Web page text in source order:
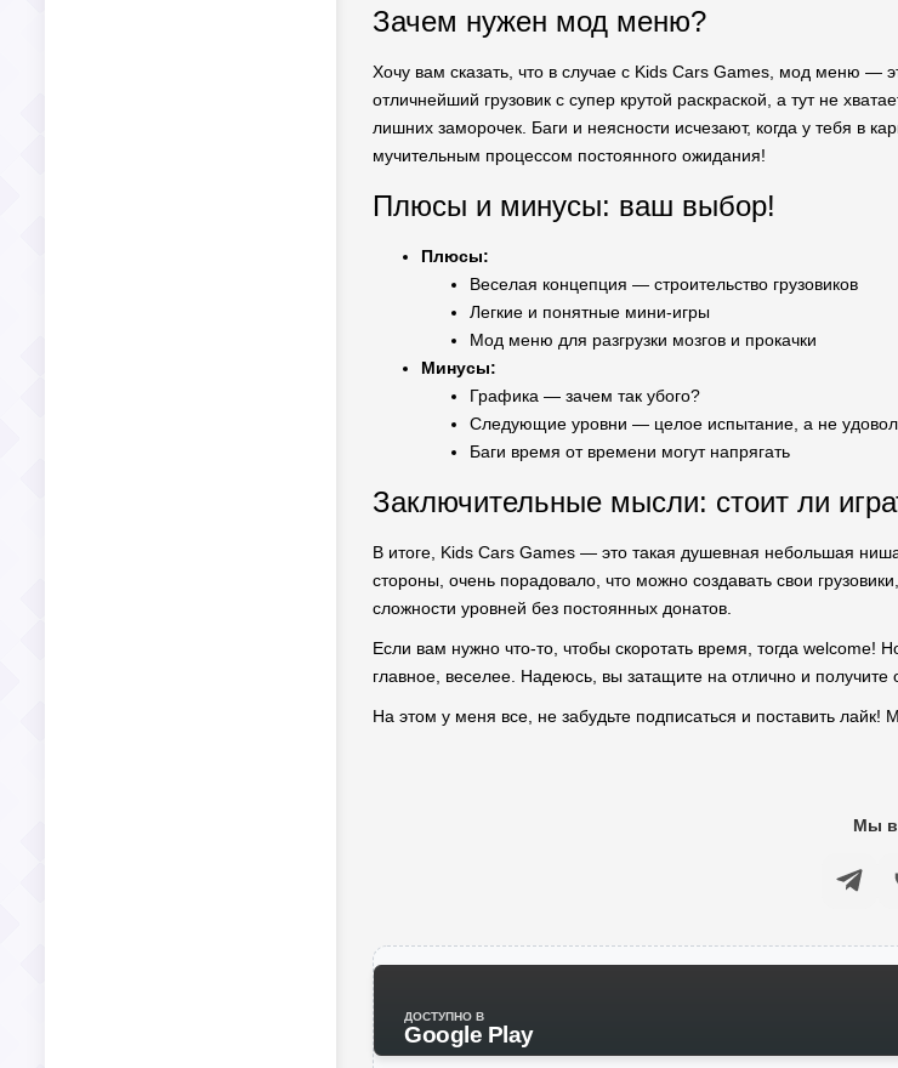
Зачем нужен мод меню?
Хочу вам сказать, что в случае с Kids Cars Games, мод меню —
отличнейший грузовик с супер крутой раскраской, а тут не
лишних заморочек. Баги и неясности исчезают, когда у тебя в
мучительным процессом постоянного ожидания!
Плюсы и минусы: ваш выбор!
Плюсы:
Веселая концепция — строительство грузовиков
Легкие и понятные мини-игры
Мод меню для разгрузки мозгов и прокачки
Минусы:
Графика — зачем так убого?
Следующие уровни — целое испытание, а не
Баги время от времени могут напрягать
Заключительные мысли: стоит ли
В итоге, Kids Cars Games — это такая душевная небольшая
стороны, очень порадовало, что можно создавать свои
сложности уровней без постоянных донатов.
Если вам нужно что-то, чтобы скоротать время, тогда
главное, веселее. Надеюсь, вы затащите на отлично и получите
На этом у меня все, не забудьте подписаться и поставить
Мы в
ДОСТУПНО В
Google Play